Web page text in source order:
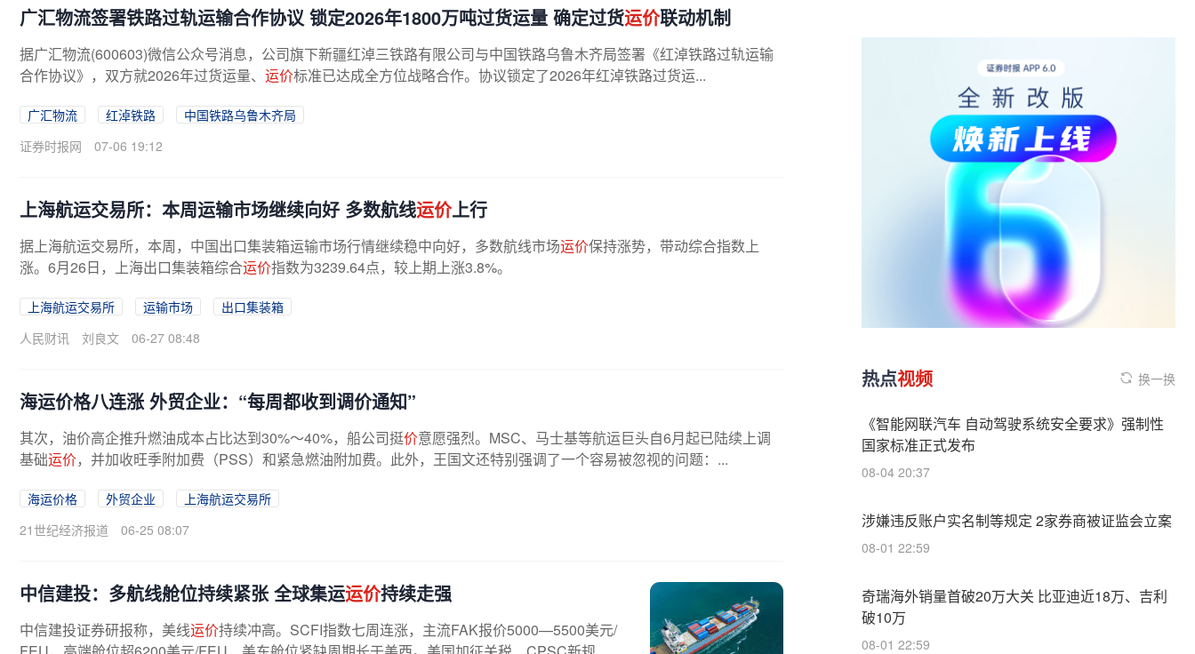
广汇物流签署铁路过轨运输合作协议 锁定2026年1800万吨过货运量 确定过货运价联动机制
据广汇物流(600603)微信公众号消息，公司旗下新疆红淖三铁路有限公司与中国铁路乌鲁木齐局签署《红淖铁路过轨运输
合作协议》，双方就2026年过货运量、 运价标准已达成全方位战略合作。协议锁定了2026年红淖铁路过货运...
广汇物流 红淖铁路
中国铁路乌鲁木齐局
证券时报网
07-06 19:12
上海航运交易所：本周运输市场继续向好 多数航线运价上行
据上海航运交易所，本周，中国出口集装箱运输市场行情继续稳中向好，多数航线市场运价保持涨势，带动综合指数上
涨。6月26日，上海出口集装箱综合运价指数为3239.64点，较上期上涨3.8%。
上海航运交易所 运输市场
出口集装箱
人民财讯
刘良文 06-27 08:48
海运价格八连涨 外贸企业：“每周都收到调价通知”
其次，油价高企推升燃油成本占比达到30%～40%，船公司挺价意愿强烈。MSC、马士基等航运巨头自6月起已陆续上调
基础运价，并加收旺季附加费（PSS）和紧急燃油附加费。此外，王国文还特别强调了一个容易被忽视的问题：...
海运价格 外贸企业
上海航运交易所
21世纪经济报道
06-25 08:07
中信建投：多航线舱位持续紧张 全球集运运价持续走强
中信建投证券研报称，美线运价持续冲高。SCFI指数七周连涨，主流FAK报价5000—5500美元/
热点视频 换一换
《智能网联汽车 自动驾驶系统安全要求》强制性
国家标准正式发布
08-04 20:37
涉嫌违反账户实名制等规定 2家券商被证监会立案
08-01 22:59
奇瑞海外销量首破20万大关 比亚迪近18万、吉利
破10万
08-01 22:59